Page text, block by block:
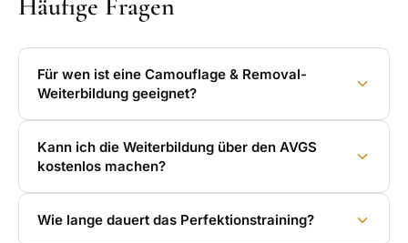
Häufige Fragen
Für wen ist eine Camouflage & Removal-
Weiterbildung geeignet?
Kann ich die Weiterbildung über den AVGS
kostenlos machen?
Wie lange dauert das Perfektionstraining?